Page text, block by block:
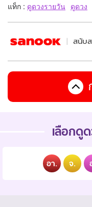
แท็ก : ดูดวงรายวัน ดูดวง
สนับ
เลือกดู
อา. จ.